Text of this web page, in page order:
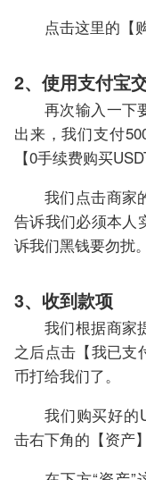
点击这里的【
2、使用支付宝
再次输入一下
出来，我们支付
【0手续费购买
我们点击商家
告诉我们必须本人
诉我们黑钱要勿扰
3、收到款项
我们根据商家
之后点击【我已支
币打给我们了。
我们购买好的
击右下角的【资产】